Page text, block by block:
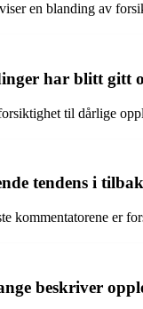
en blanding av
har blitt gitt
til dårlige
tendens i
kommentatorene er
beskriver